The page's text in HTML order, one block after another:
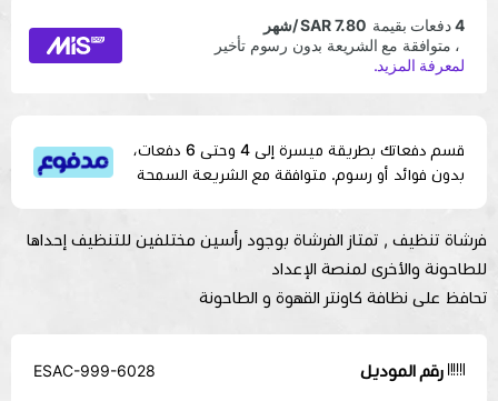
قسم دفعاتك بطريقة ميسرة إلى 4 وحتى 6 دفعات،
بدون فوائد أو رسوم. متوافقة مع الشريعة السمحة
فرشاة تنظيف , تمتاز الفرشاة بوجود رأسين مختلفين للتنظيف إحداها
للطاحونة والأخرى لمنصة الإعداد
تحافظ على نظافة كاونتر القهوة و الطاحونة
رقم الموديل ESAC-999-6028